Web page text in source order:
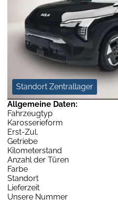
Standort Zentrallager
Allgemeine Daten:
Fahrzeugtyp
Karosserieform
Erst-Zul.
Getriebe
Kilometerstand
Anzahl der Türen
Farbe
Standort
Lieferzeit
Unsere Nummer